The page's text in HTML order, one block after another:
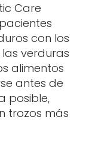
Care
con los
verduras
alimentos
antes de
posible,
trozos más